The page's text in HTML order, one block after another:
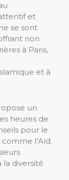
et
se sont
non
à Paris,
et à
un
heures de
pour le
l’Aïd.
diversité